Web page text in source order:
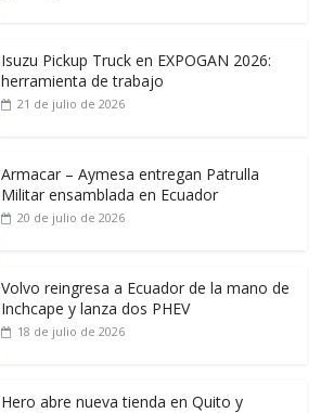
Isuzu Pickup Truck en EXPOGAN 2026:
herramienta de trabajo
21 de julio de 2026
Armacar – Aymesa entregan Patrulla
Militar ensamblada en Ecuador
20 de julio de 2026
Volvo reingresa a Ecuador de la mano de
Inchcape y lanza dos PHEV
18 de julio de 2026
Hero abre nueva tienda en Quito y